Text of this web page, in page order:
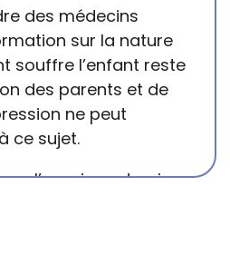
des médecins
sur la nature
souffre l’enfant reste
des parents et de
ne peut
ce sujet.
l’enseignant puisse